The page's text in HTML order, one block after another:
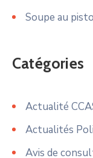
Soupe au
Catégories
Actualité
Actualités
Avis de